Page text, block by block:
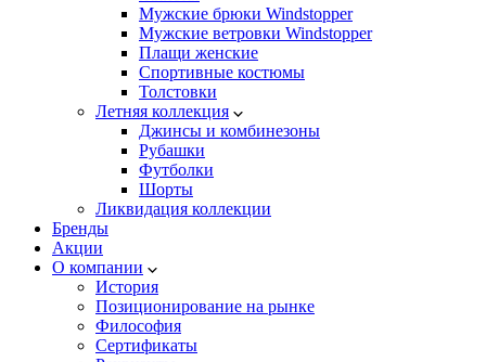
Мужские брюки Windstopper
Мужские ветровки Windstopper
Плащи женские
Спортивные костюмы
Толстовки
Летняя коллекция
Джинсы и комбинезоны
Рубашки
Футболки
Шорты
Ликвидация коллекции
Бренды
Акции
О компании
История
Позиционирование на рынке
Философия
Сертификаты